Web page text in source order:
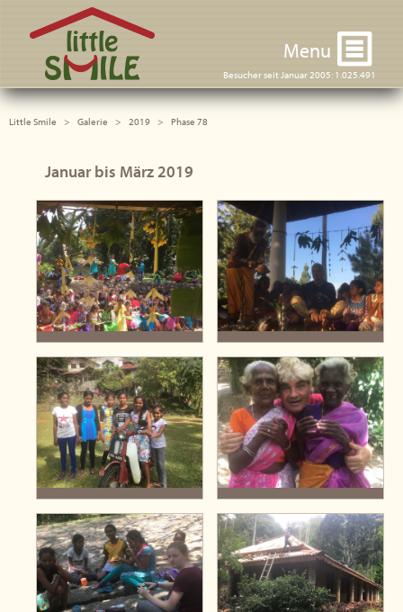
Menu
Besucher seit Januar 2005: 1.025.491
Little Smile Galerie 2019 Phase 78
Januar bis März 2019